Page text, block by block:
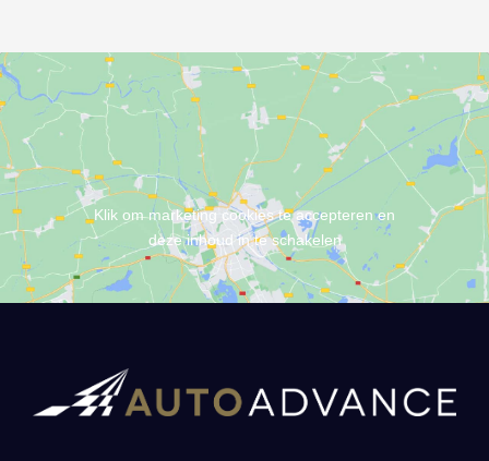
Klik om marketing cookies te accepteren en
deze inhoud in te schakelen